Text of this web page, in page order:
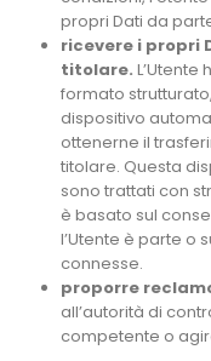
propri Dati da
ricevere i propri
titolare.
formato
dispositivo
ottenerne il
titolare. Questa
sono trattati con
è basato sul
l’Utente è parte o
connesse.
proporre
all’autorità di
competente o